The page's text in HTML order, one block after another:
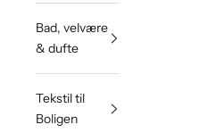
Bad, velvære
& dufte
Tekstil til
Boligen